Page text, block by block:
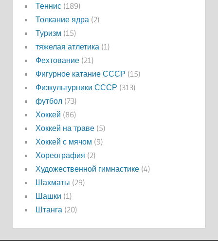
Теннис(189)
Толкание ядра (2)
Туризм (15)
тяжелая атлетика (1)
Фехтование(21)
Фигурное катание СССР (15)
Физкультурники СССР (313)
футбол(73)
Хоккей (86)
Хоккей на траве(5)
Хоккей с мячом (9)
Хореография (2)
Художественной гимнастике(4)
Шахматы (29)
Шашки (1)
Штанга (20)